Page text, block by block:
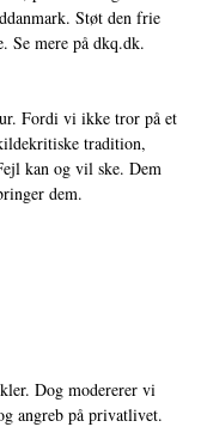
Støt den frie
Se mere på dkq.dk.
Fordi vi ikke tror på et
tradition,
kan og vil ske. Dem
dem.
Dog modererer vi
angreb på privatlivet.